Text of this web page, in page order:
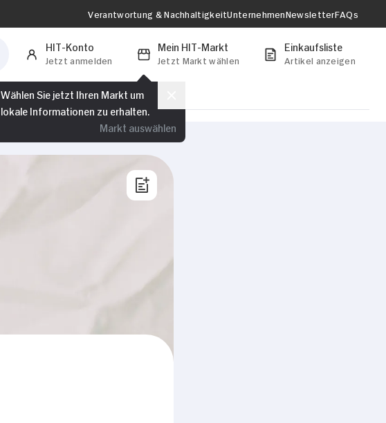
Verantwortung & NachhaltigkeitUnternehmenNewsletterFAQs
HIT-Konto
Jetzt anmelden
Mein HIT-Markt
Jetzt Markt wählen
Wählen Sie jetzt Ihren Markt um
lokale Informationen zu erhalten.
Markt auswählen
Einkaufsliste
Artikel anzeigen